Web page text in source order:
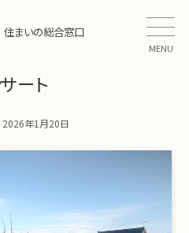
住まいの総合窓口
MENU
ート
2026年1月20日